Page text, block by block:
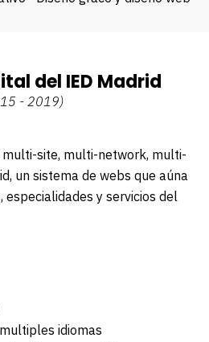
del IED Madrid
- 2019)
site, multi-network, multi-
un sistema de webs que aúna
y servicios del
idiomas